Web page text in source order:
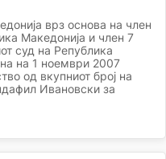
врз основа на член
Македонија и член 7
суд на Република
на 1 ноември 2007
од вкупниот број на
Ивановски за